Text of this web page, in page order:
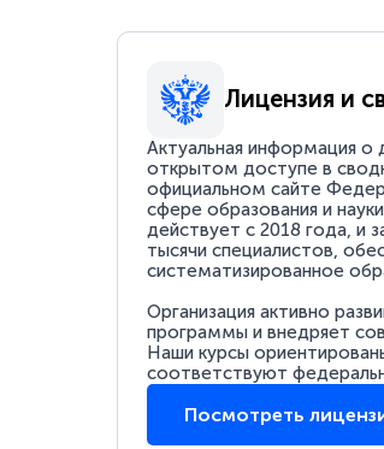
Лицензия и
Актуальная информация о
открытом доступе в
официальном сайте
сфере образования и
действует с 2018 года, и
тысячи специалистов,
систематизированное
Организация активно
программы и внедряет
Наши курсы
соответствуют
Посмотреть